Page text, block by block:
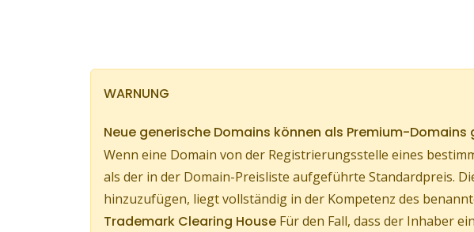
WARNUNG
Neue generische Domains können als Premium-
Wenn eine Domain von der Registrierungsstelle eines
als der in der Domain-Preisliste aufgeführte Standardpreis.
hinzuzufügen, liegt vollständig in der Kompetenz des
Trademark Clearing House Für den Fall, dass der Inhaber